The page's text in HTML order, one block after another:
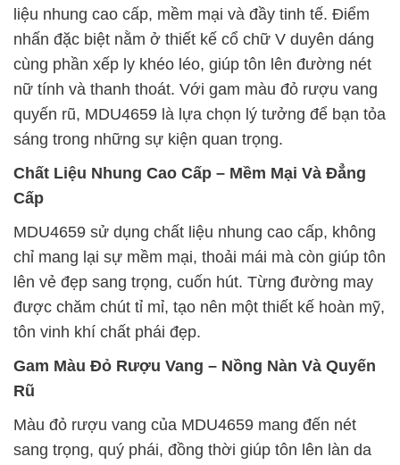
liệu nhung cao cấp, mềm mại và đầy tinh tế. Điểm
nhấn đặc biệt nằm ở thiết kế cổ chữ V duyên dáng
cùng phần xếp ly khéo léo, giúp tôn lên đường nét
nữ tính và thanh thoát. Với gam màu đỏ rượu vang
quyến rũ, MDU4659 là lựa chọn lý tưởng để bạn tỏa
sáng trong những sự kiện quan trọng.
Chất Liệu Nhung Cao Cấp – Mềm Mại Và Đẳng
Cấp
MDU4659 sử dụng chất liệu nhung cao cấp, không
chỉ mang lại sự mềm mại, thoải mái mà còn giúp tôn
lên vẻ đẹp sang trọng, cuốn hút. Từng đường may
được chăm chút tỉ mỉ, tạo nên một thiết kế hoàn mỹ,
tôn vinh khí chất phái đẹp.
Gam Màu Đỏ Rượu Vang – Nồng Nàn Và Quyến
Rũ
Màu đỏ rượu vang của MDU4659 mang đến nét
sang trọng, quý phái, đồng thời giúp tôn lên làn da